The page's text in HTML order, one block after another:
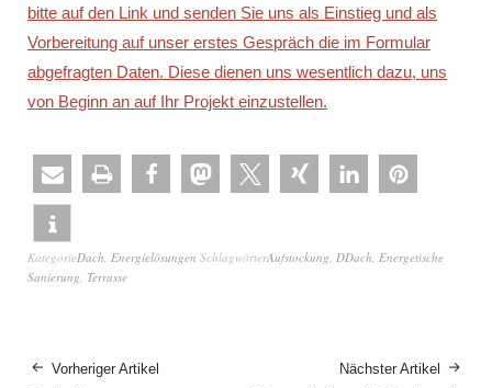
bitte auf den Link und senden Sie uns als Einstieg und als
Vorbereitung auf unser erstes Gespräch die im Formular
abgefragten Daten. Diese dienen uns wesentlich dazu, uns
von Beginn an auf Ihr Projekt einzustellen.
KategorieDach Energielösungen SchlagwörterAufstockung DDach Energetische
Sanierung Terrasse
Vorheriger Artikel Nächster Artikel